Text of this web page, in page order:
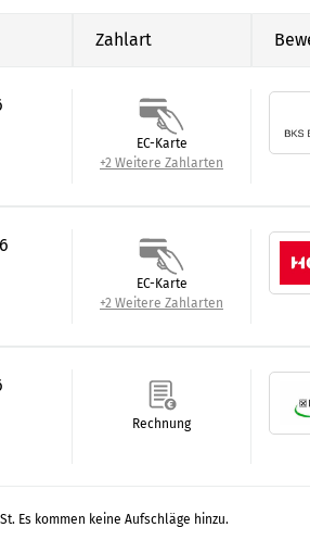
Zahlart
EC-Karte
+2 Weitere Zahlarten
EC-Karte
+2 Weitere Zahlarten
Rechnung
Es kommen keine Aufschläge hinzu.